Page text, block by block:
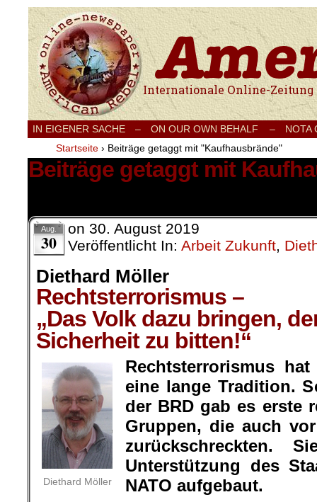
Internationale Onlinezeitung für Frieden,
IN EIGENER SACHE – ON OUR OWN BEHALF –
NOTA
Startseite › Beiträge getaggt mit "Kaufhausbrände"
Beiträge getaggt mit
Aug.
30
on 30. August 2019
Veröffentlicht In: Arbeit Zukunft,
Diethard Möller
Rechtsterrorismus –
„Das Volk dazu bringen,
Sicherheit zu bitten!“
Diethard Möller
Rechtsterrorismus
eine lange Tradition.
der BRD gab es erste
Gruppen, die auch
zurückschreckten.
Unterstützung des
NATO aufgebaut.